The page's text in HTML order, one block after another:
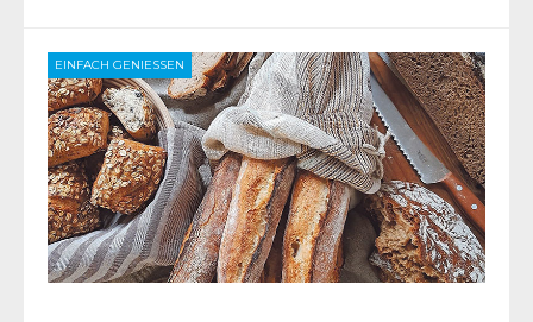
EINFACH GENIESSEN